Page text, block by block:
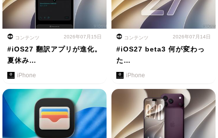
コンテンツ 2026年07月15日
#iOS27 翻訳アプリが進化。
夏休み…
iPhone
コンテンツ 2026年07月14日
#iOS27 beta3 何が変わっ
た…
iPhone